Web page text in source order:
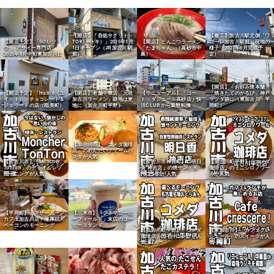
【開店予定】「SOL-ソ
ウ-」アサイー専門店、
2025年9月中旬東加古川に
【開店】「呑処サクット
TOKI（トキ）」2025年1月
1日オープン（JR加古川駅
前）
【開店】とんこつラーメン
「たまちゃん」（高砂市中
島）
【着工】加古川駅北側「ワ
コーレ加古川駅前」現地の
様子（2027年6月完成予
定）
【開店予定】「Huit:8（ユ
イット）」チョコレート＆
ジェラートの店（稲美町）
【閉店】老舗中華店「元祖
加古川ラーメン」跡地は更
地に（加古川町平野）
【リニューアル】「コー
ト・ダジュール高砂店」快
活CLUBから業態転換
【開店】「お好み焼本舗」
「焼きたてのかるび」神戸
マツダ跡に（東加古川・平
岡町）
【加古川市】「Moncher
TonTon」のデミオムレツ
モーニングが人気
【加古川市】「コメダ珈琲
店」のめんたいクリームパ
スタが人気
【加古川市神吉町】「明日
香 神吉店」の焼サンドモ
ーニングが人気
【加古川町平野】「コメダ
珈琲店」のミニシロノワー
ルが人気
【平岡町】「マザームーン
カフェ加古川店」極厚巨大
ベーコンのモーニング
【三木市】「シネマコーヒ
ーフィールド」末広のコー
ヒースタンド
【加古川町平野】「コメダ
珈琲店」のモーニングが人
気
【東加古川】「カフェクレ
シェール」のスイーツが人
気